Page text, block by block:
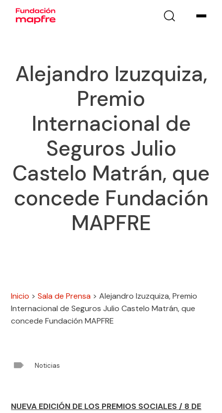
Alejandro Izuzquiza,
Premio
Internacional de
Seguros Julio
Castelo Matrán, que
concede Fundación
MAPFRE
Inicio >Sala de Prensa >Alejandro Izuzquiza, Premio
Internacional de Seguros Julio Castelo Matrán, que
concede Fundación MAPFRE
 Noticias
NUEVA EDICIÓN DE LOS PREMIOS SOCIALES / 8 DE